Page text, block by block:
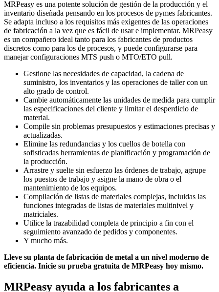
MRPeasy es una potente solución de gestión de la producción y el
inventario diseñada pensando en los procesos de pymes fabricantes.
Se adapta incluso a los requisitos más exigentes de las operaciones
de fabricación a la vez que es fácil de usar e implementar. MRPeasy
es un compañero ideal tanto para los fabricantes de productos
discretos como para los de procesos, y puede configurarse para
manejar configuraciones MTS push o MTO/ETO pull.
Gestione las necesidades de capacidad, la cadena de
suministro, los inventarios y las operaciones de taller con un
alto grado de control.
Cambie automáticamente las unidades de medida para cumplir
las especificaciones del cliente y limitar el desperdicio de
material.
Compile sin problemas presupuestos y estimaciones precisas y
actualizadas.
Elimine las redundancias y los cuellos de botella con
sofisticadas herramientas de planificación y programación de
la producción.
Arrastre y suelte sin esfuerzo las órdenes de trabajo, agrupe
los puestos de trabajo y asigne la mano de obra o el
mantenimiento de los equipos.
Compilación de listas de materiales complejas, incluidas las
funciones integradas de listas de materiales multinivel y
matriciales.
Utilice la trazabilidad completa de principio a fin con el
seguimiento avanzado de pedidos y componentes.
Y mucho más.
Lleve su planta de fabricación de metal a un nivel moderno de
eficiencia. Inicie su prueba gratuita de MRPeasy hoy mismo.
MRPeasy ayuda a los fabricantes a